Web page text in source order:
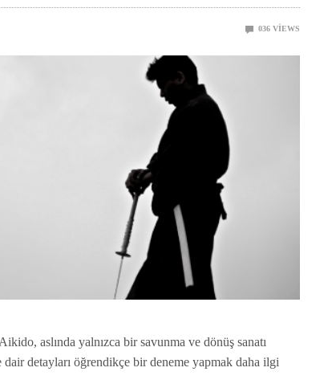
036 VIEWS
aslında yalnızca bir savunma ve dönüş sanatı
dair detayları öğrendikçe bir deneme yapmak daha ilgi